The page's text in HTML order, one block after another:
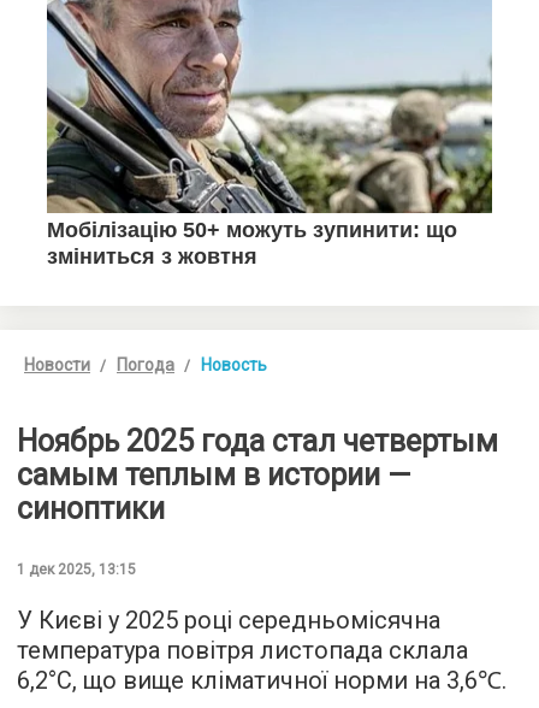
Новости Погода Новость
Ноябрь 2025 года стал четвертым
самым теплым в истории —
синоптики
1 дек 2025, 13:15
У Києві у 2025 році середньомісячна
температура повітря листопада склала
6,2°С, що вище кліматичної норми на 3,6℃.